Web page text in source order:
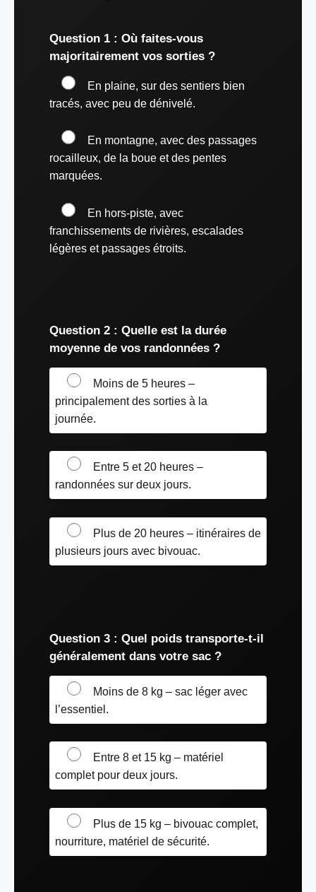
Question 1 : Où faites-vous
majoritairement vos sorties ?
En plaine, sur des sentiers bien
tracés, avec peu de dénivelé.
En montagne, avec des passages
rocailleux, de la boue et des pentes
marquées.
En hors-piste, avec
franchissements de rivières, escalades
légères et passages étroits.
Question 2 : Quelle est la durée
moyenne de vos randonnées ?
Moins de 5 heures –
principalement des sorties à la
journée.
Entre 5 et 20 heures –
randonnées sur deux jours.
Plus de 20 heures – itinéraires de
plusieurs jours avec bivouac.
Question 3 : Quel poids transporte-t-il
généralement dans votre sac ?
Moins de 8 kg – sac léger avec
l’essentiel.
Entre 8 et 15 kg – matériel
complet pour deux jours.
Plus de 15 kg – bivouac complet,
nourriture, matériel de sécurité.